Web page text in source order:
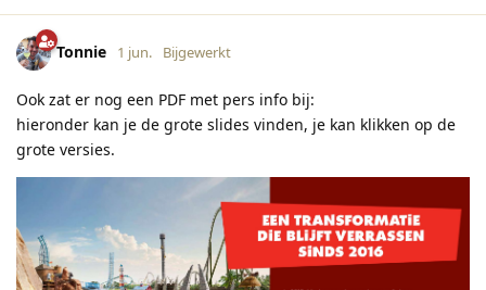
Tonnie 1 jun. Bijgewerkt
Ook zat er nog een PDF met pers info bij:
hieronder kan je de grote slides vinden, je kan klikken op de
grote versies.